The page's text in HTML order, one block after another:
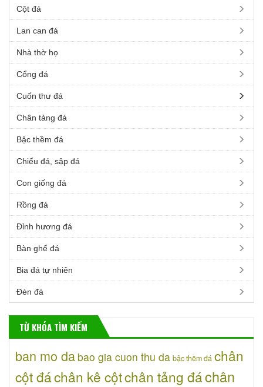
Cột đá
Lan can đá
Nhà thờ họ
Cổng đá
Cuốn thư đá
Chân tảng đá
Bậc thềm đá
Chiếu đá, sập đá
Con giống đá
Rồng đá
Đỉnh hương đá
Bàn ghế đá
Bia đá tự nhiên
Đèn đá
TỪ KHÓA TÌM KIẾM
ban mo da bao gia cuon thu da bậc thềm đá chân
cột đáchân kê cộtchân tảng đáchân